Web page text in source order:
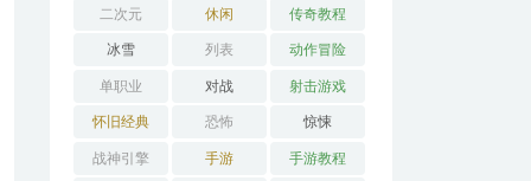
二次元 休闲 传奇教程
冰雪 列表 动作冒险
单职业 对战 射击游戏
怀旧经典 恐怖 惊悚
战神引擎 手游 手游教程